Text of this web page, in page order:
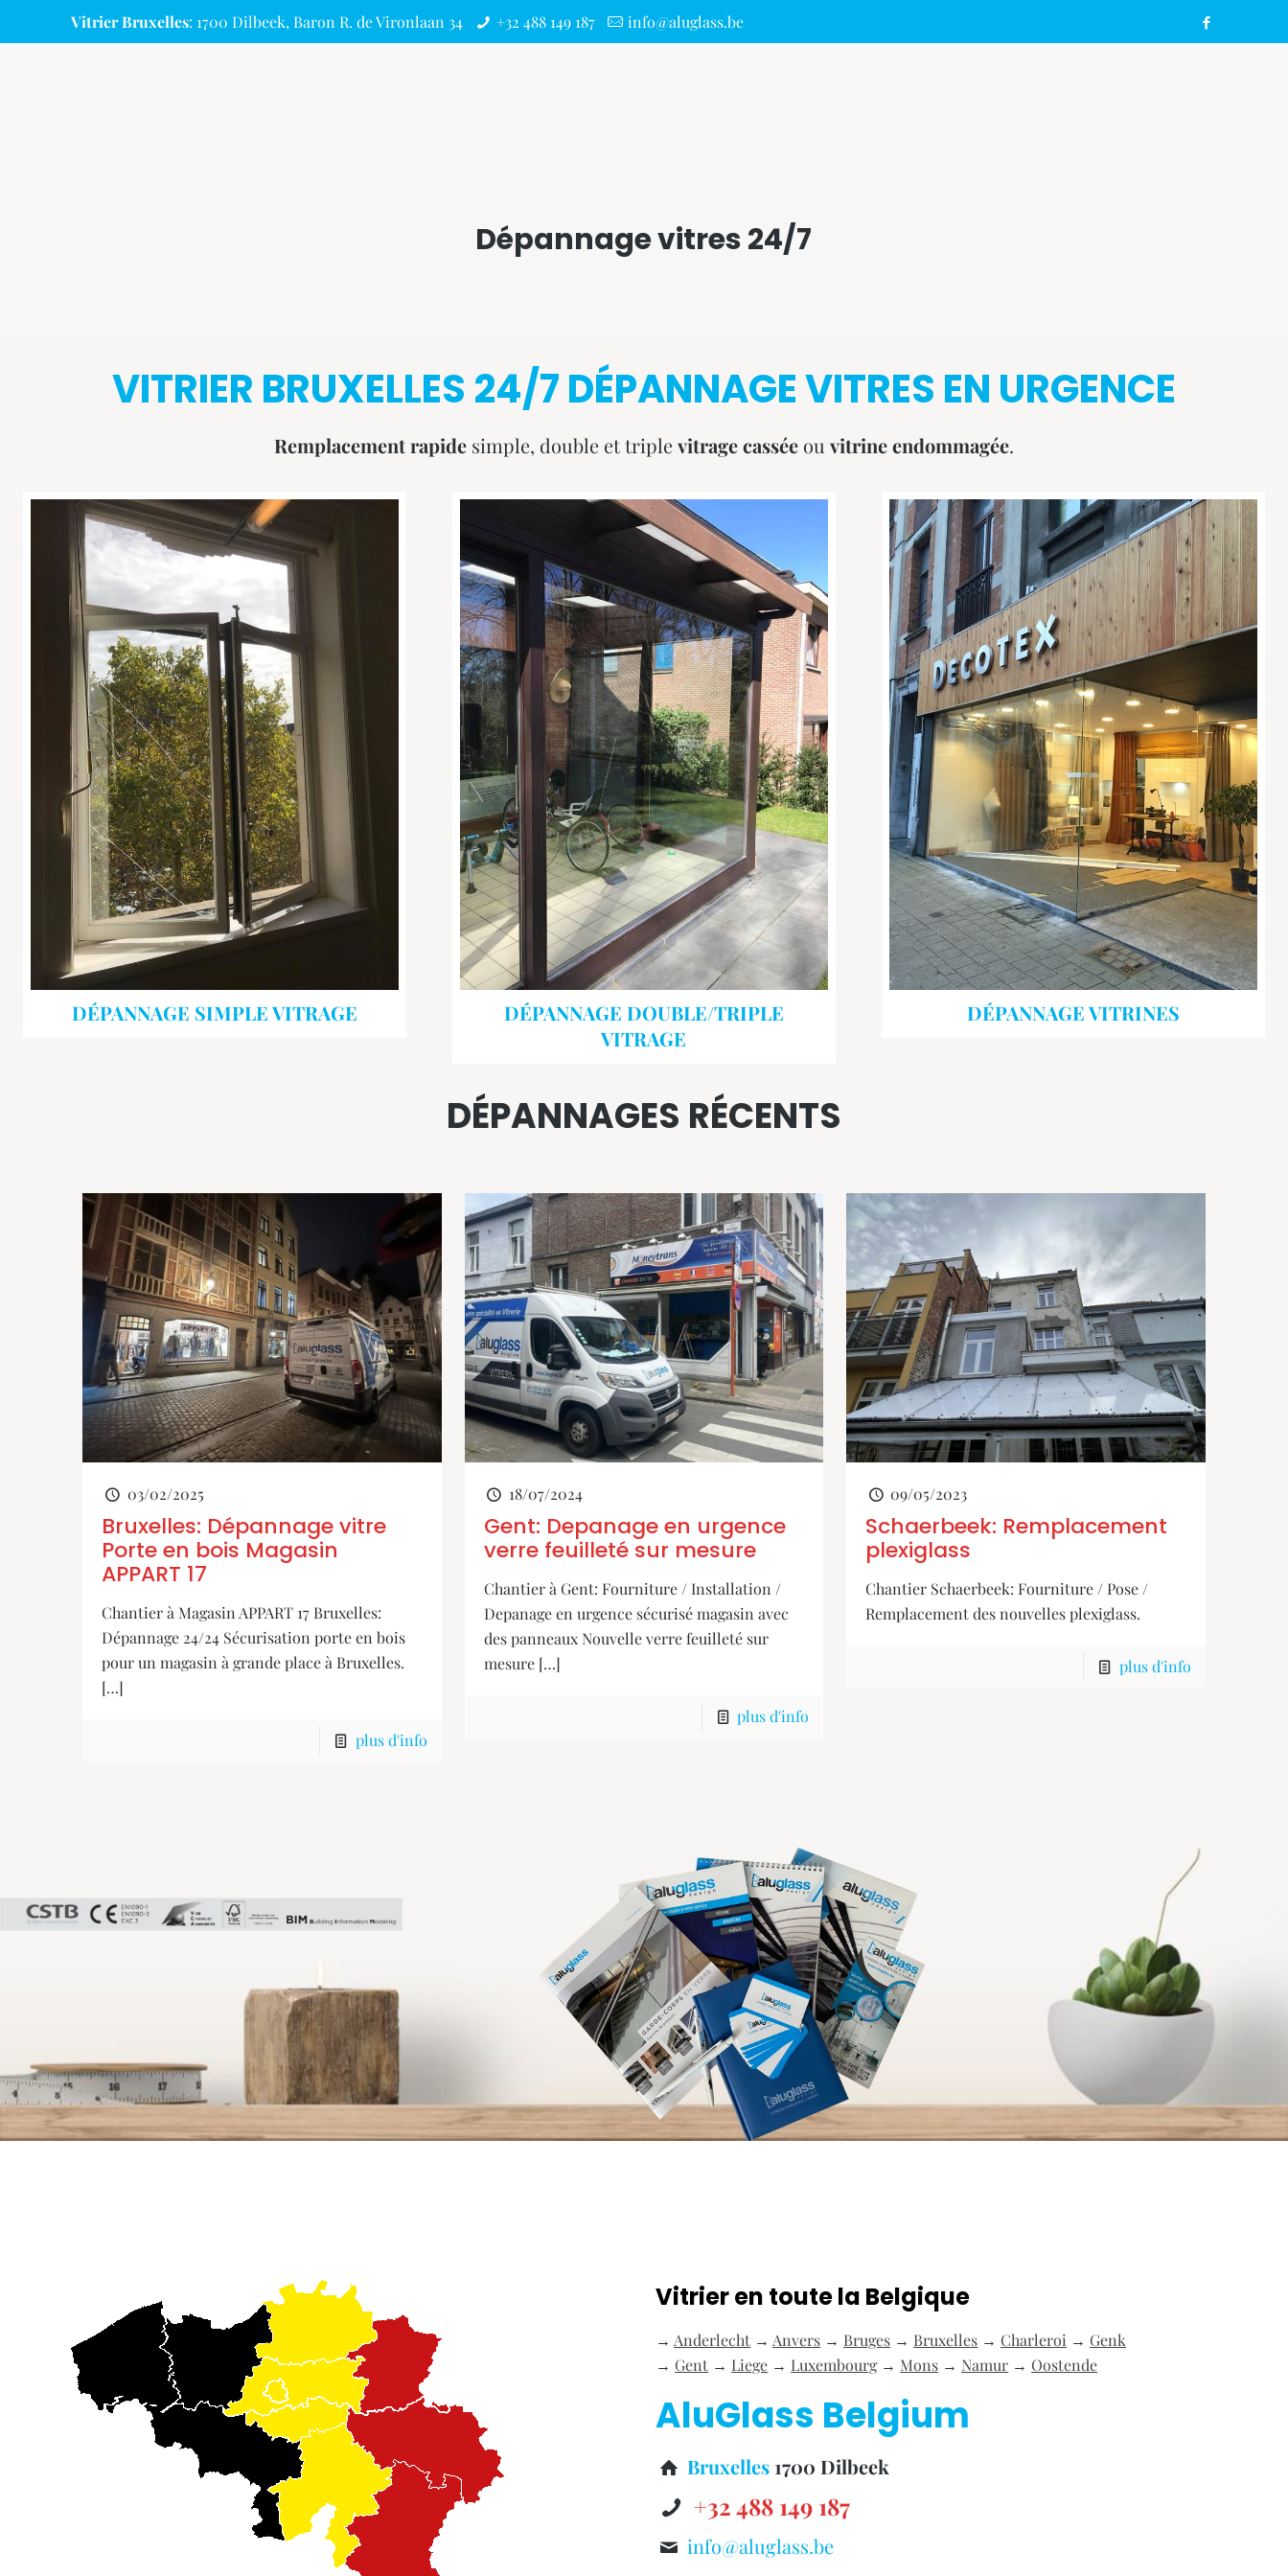
Vitrier Bruxelles: 1700 Dilbeek, Baron R. de Vironlaan 34 +32 488 149 187 info@aluglass.be
Dépannage vitres 24/7
VITRIER BRUXELLES 24/7 DÉPANNAGE VITRES EN URGENCE
Remplacement rapide simple, double et triplevitrage cassée ou vitrine endommagée.
DÉPANNAGE SIMPLE VITRAGE
DÉPANNAGE DOUBLE/TRIPLE
VITRAGE
DÉPANNAGE VITRINES
DÉPANNAGES RÉCENTS
03/02/2025
Bruxelles: Dépannage vitre
Porte en bois Magasin
APPART 17
Chantier à Magasin APPART 17 Bruxelles:
Dépannage 24/24 Sécurisation porte en bois
pour un magasin à grande place à Bruxelles.
[…]
plus d'info
18/07/2024
Gent: Depanage en urgence
verre feuilleté sur mesure
Chantier à Gent: Fourniture / Installation /
Depanage en urgence sécurisé magasin avec
des panneaux Nouvelle verre feuilleté sur
mesure[…]
plus d'info
09/05/2023
Schaerbeek: Remplacement
plexiglass
Chantier Schaerbeek: Fourniture / Pose /
Remplacement des nouvelles plexiglass.
plus d'info
Vitrier en toute la Belgique
→ Anderlecht → Anvers → Bruges → Bruxelles →Charleroi → Genk
→ Gent → Liege → Luxembourg→ Mons → Namur →Oostende
AluGlass Belgium
Bruxelles 1700 Dilbeek
+32 488 149 187
info@aluglass.be